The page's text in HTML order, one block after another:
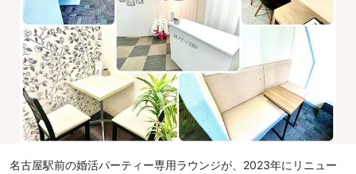
名古屋駅前の婚活パーティー専用ラウンジが、2023年にリニュー